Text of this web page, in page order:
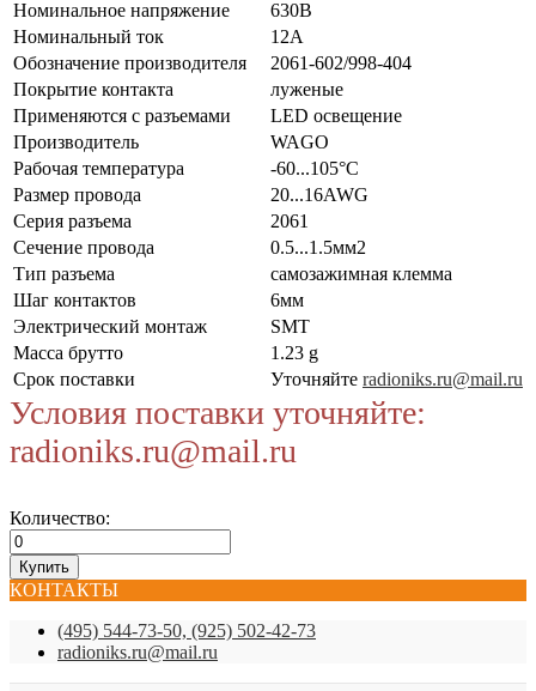
Номинальное напряжение
630В
Номинальный ток
12А
Обозначение производителя
2061-602/998-404
Покрытие контакта
луженые
Применяются с разъемами
LED освещение
Производитель
WAGO
Рабочая температура
-60...105°C
Размер провода
20...16AWG
Серия разъема
2061
Сечение провода
0.5...1.5мм2
Тип разъема
самозажимная клемма
Шаг контактов
6мм
Электрический монтаж
SMT
Масса брутто
1.23 g
Срок поставки
Уточняйте radioniks.ru@mail.ru
Условия поставки уточняйте:
radioniks.ru@mail.ru
Количество:
КОНТАКТЫ
(495) 544-73-50, (925) 502-42-73
radioniks.ru@mail.ru